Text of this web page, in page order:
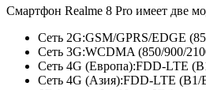
Смартфон Realme 8 Pro имеет две
Сеть 2G:GSM/GPRS/EDGE
Сеть 3G:WCDMA (850/900/
Сеть 4G (Европа):FDD-LTE
Сеть 4G (Азия):FDD-LTE (B1/